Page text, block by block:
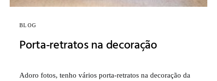
BLOG
Porta-retratos na decoração
Adoro fotos, tenho vários porta-retratos na decoração da